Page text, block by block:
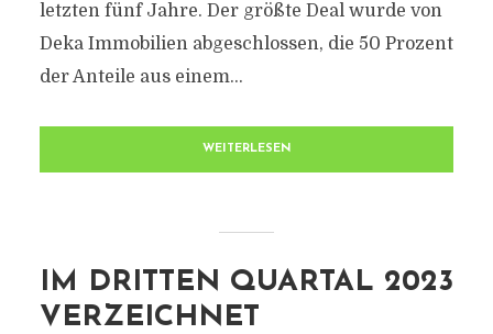
letzten fünf Jahre. Der größte Deal wurde von
Deka Immobilien abgeschlossen, die 50 Prozent
der Anteile aus einem...
WEITERLESEN
IM DRITTEN QUARTAL 2023
VERZEICHNET